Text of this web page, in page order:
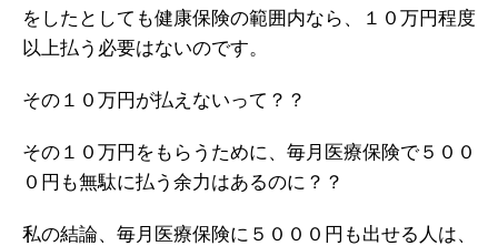
をしたとしても健康保険の範囲内なら、１０万円程度
以上払う必要はないのです。
その１０万円が払えないって？？
その１０万円をもらうために、毎月医療保険で５００
０円も無駄に払う余力はあるのに？？
私の結論、毎月医療保険に５０００円も出せる人は、